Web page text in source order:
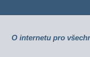
O internetu pro